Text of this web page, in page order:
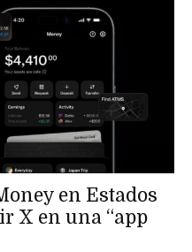
en Estados
X en una “app